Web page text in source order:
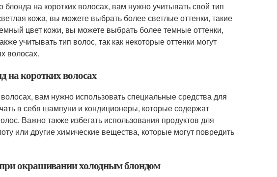
на коротких волосах, вам нужно учитывать свой тип
кожа, вы можете выбрать более светлые оттенки, такие
цвет кожи, вы можете выбрать более темные оттенки,
учитывать тип волос, так как некоторые оттенки могут
волосах.
на коротких волосах
вам нужно использовать специальные средства для
в себя шампуни и кондиционеры, которые содержат
Важно также избегать использования продуктов для
или другие химические вещества, которые могут повредить
окрашивании холодным блондом